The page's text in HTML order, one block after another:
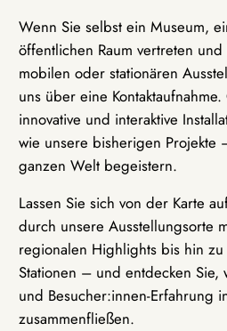
Wenn Sie selbst ein Museum,
öffentlichen Raum vertreten
mobilen oder stationären
uns über eine
innovative und interaktive
wie unsere bisherigen Projekte
ganzen Welt begeistern.
Lassen Sie sich von der Karte
durch unsere Ausstellungsorte
regionalen Highlights bis hin zu
Stationen – und entdecken Sie,
und Besucher:innen-Erfahrung
zusammenfließen.